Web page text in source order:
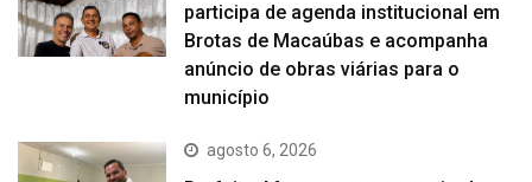
participa de agenda institucional em
Brotas de Macaúbas e acompanha
anúncio de obras viárias para o
município
agosto 6, 2026